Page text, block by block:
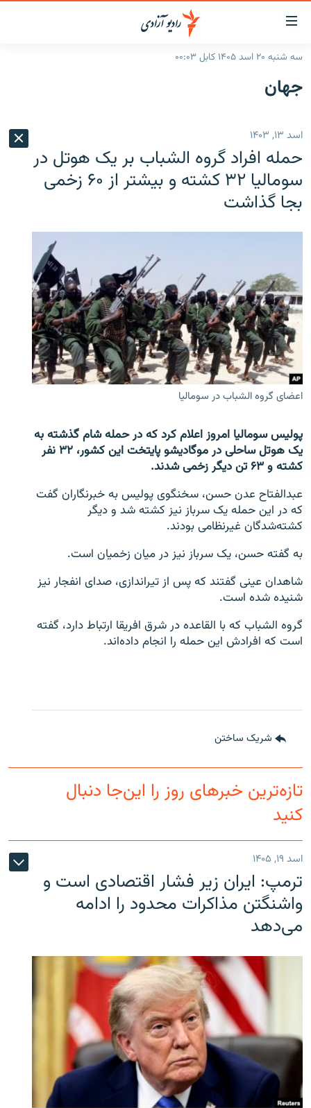
لینک‌های
قابل
دسترسی
به
بازگشت
منوی
اصلی
مراجعه
صفحه
گزارش‌ها
منطقه
شرق میانه
جهان
افغانستان
جهان
جدول نشرات
مصاحبه‌ها
برنامه‌ها
بحران مهاجرت
'کووید-۱۹'
تماس
صفحه پشتو
Azadi English
همۀ سایت‌های رادیو آزادی/ رادیو اروپای آزاد
سه شنبه ۲۰ اسد ۱۴۰۵ کابل ۰۰:۰۳
جهان
اسد ۱۳, ۱۴۰۳
حمله افراد گروه الشباب بر یک هوتل در
سومالیا ۳۲ کشته و بیشتر از ۶۰ زخمی
بجا گذاشت
اعضای گروه الشباب در سومالیا
پولیس سومالیا امروز اعلام کرد که در حمله شام گذشته به
یک هوتل ساحلی در موگادیشو پایتخت این کشور، ۳۲ نفر
کشته و ۶۳ تن دیگر زخمی شدند.
عبدالفتاح عدن حسن، سخنگوی پولیس به خبرنگاران گفت
که در این حمله یک سرباز نیز کشته شد و دیگر
کشته‌شدگان غیرنظامی بودند.
به گفته حسن، یک سرباز نیز در میان زخمیان است.
شاهدان عینی گفتند که پس از تیراندازی، صدای انفجار نیز
شنیده شده است.
گروه الشباب که با القاعده در شرق افریقا ارتباط دارد، گفته
است که افرادش این حمله را انجام داده‌اند.
شریک ساختن
تازه‌ترین خبرهای روز را این‌جا دنبال
کنید
اسد ۱۹, ۱۴۰۵
ترمپ: ایران زیر فشار اقتصادی است و
واشنگتن مذاکرات محدود را ادامه
می‌دهد